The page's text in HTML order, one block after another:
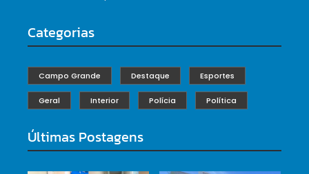
Categorias
Campo Grande Destaque Esportes
Geral Interior Polícia Política
Últimas Postagens